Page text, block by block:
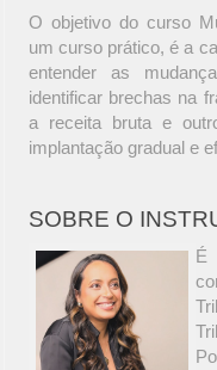
O objetivo do curso
um curso prático, é a
entender as
identificar brechas na
a receita bruta e
implantação gradual e
SOBRE O
É